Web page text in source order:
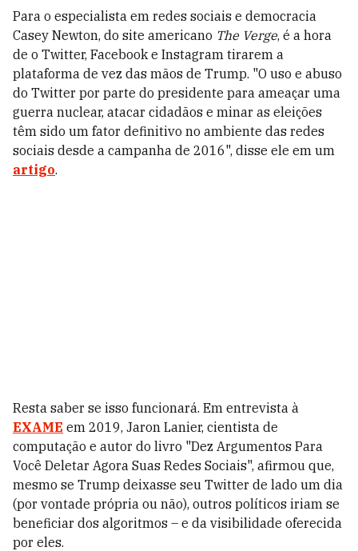
Para o especialista em redes sociais e democracia
Casey Newton, do site americano The Verge, é a hora
de o Twitter, Facebook e Instagram tirarem a
plataforma de vez das mãos de Trump. "O uso e abuso
do Twitter por parte do presidente para ameaçar uma
guerra nuclear, atacar cidadãos e minar as eleições
têm sido um fator definitivo no ambiente das redes
sociais desde a campanha de 2016", disse ele em um
artigo.
Resta saber se isso funcionará. Em entrevista à
EXAME em 2019, Jaron Lanier, cientista de
computação e autor do livro "Dez Argumentos Para
Você Deletar Agora Suas Redes Sociais", afirmou que,
mesmo se Trump deixasse seu Twitter de lado um dia
(por vontade própria ou não), outros políticos iriam se
beneficiar dos algoritmos – e da visibilidade oferecida
por eles.